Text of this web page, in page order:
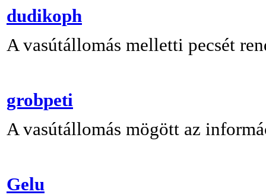
dudikoph
A vasútállomás melletti pecsét
grobpeti
A vasútállomás mögött az
Gelu